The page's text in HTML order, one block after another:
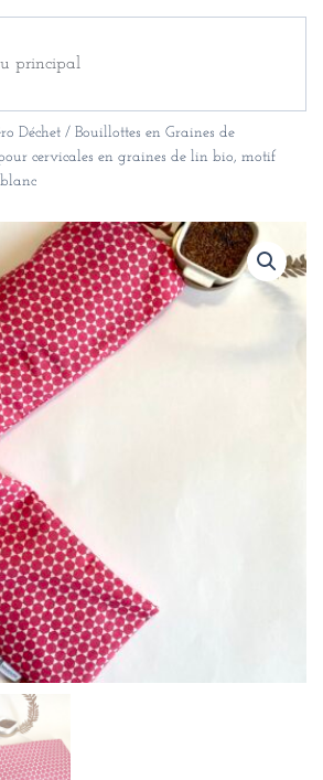
principal
Déchet / Bouillottes en Graines de
cervicales en graines de lin bio, motif